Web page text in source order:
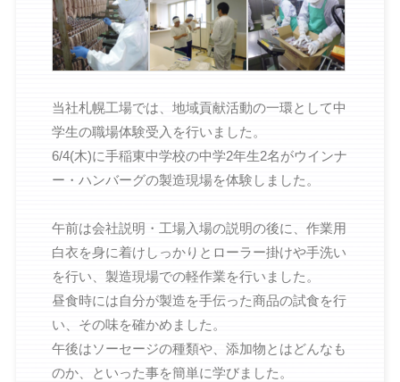
当社札幌工場では、地域貢献活動の一環として中
学生の職場体験受入を行いました。
6/4(木)に手稲東中学校の中学2年生2名がウインナ
ー・ハンバーグの製造現場を体験しました。
午前は会社説明・工場入場の説明の後に、作業用
白衣を身に着けしっかりとローラー掛けや手洗い
を行い、製造現場での軽作業を行いました。
昼食時には自分が製造を手伝った商品の試食を行
い、その味を確かめました。
午後はソーセージの種類や、添加物とはどんなも
のか、といった事を簡単に学びました。